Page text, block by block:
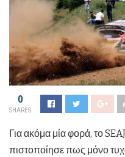
0
SHARES
Για ακόμα μία φορά, το
πιστοποίησε πως μόνο